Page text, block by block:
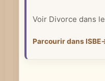
e
Voir Divorce dans
Parcourir dans ISBE